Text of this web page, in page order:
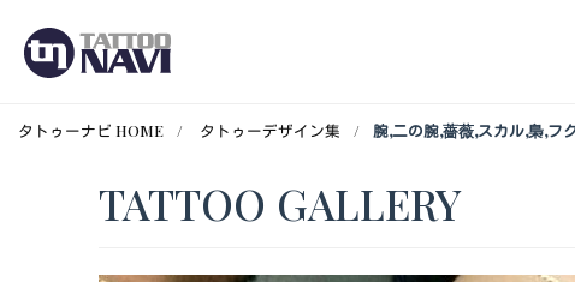
タトゥーナビ HOME タトゥーデザイン集 腕,二の腕,薔薇,スカル,梟,フ
TATTOO GALLERY